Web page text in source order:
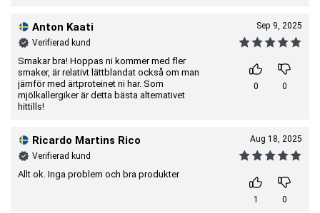
Anton Kaati
Verifierad kund
Smakar bra! Hoppas ni kommer med fler
smaker, är relativt lättblandat också om man
jämför med ärtproteinet ni har. Som
mjölkallergiker är detta bästa alternativet
hittills!
Sep 9, 2025
0 0
Ricardo Martins Rico
Verifierad kund
Allt ok. Inga problem och bra produkter
Aug 18, 2025
1 0